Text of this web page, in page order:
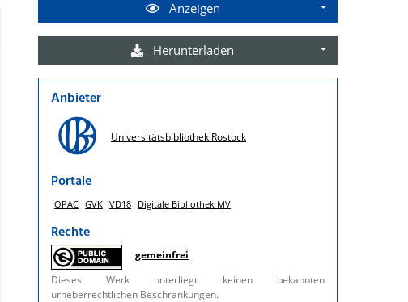
Anzeigen
Herunterladen
Anbieter
Universitätsbibliothek Rostock
Portale
OPAC GVK VD18 Digitale Bibliothek MV
Rechte
gemeinfrei
Dieses Werk unterliegt keinen bekannten
urheberrechtlichen Beschränkungen.